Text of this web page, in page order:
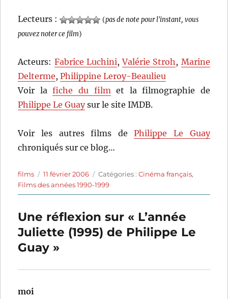
Lecteurs : (pas de note pour l'instant, vous
pouvez noter ce film)
Acteurs: Fabrice Luchini,Valérie Stroh, Marine
Delterme,Philippine Leroy-Beaulieu
Voir lafiche du filmet la filmographie de
Philippe Le Guaysur le site IMDB.
Voir les autres films dePhilippe Le Guay
chroniqués sur ce blog…
Auteur
films
Publié
le
11 février 2006 Catégories
Catégories :Cinéma français,
Films des années 1990-1999
Une réflexion sur « L’année
Juliette (1995) de Philippe Le
Guay »
moi